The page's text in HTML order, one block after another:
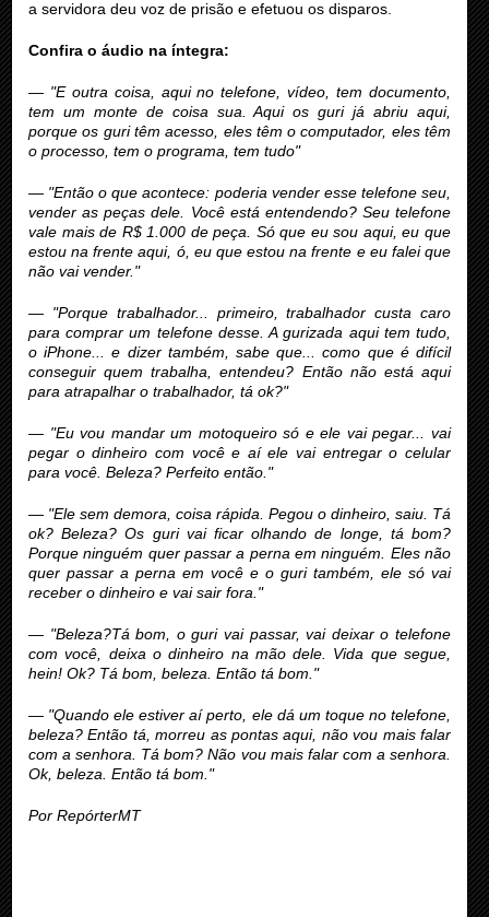
a servidora deu voz de prisão e efetuou os disparos.
Confira o áudio na íntegra:
— "E outra coisa, aqui no telefone, vídeo, tem documento,
tem um monte de coisa sua. Aqui os guri já abriu aqui,
porque os guri têm acesso, eles têm o computador, eles têm
o processo, tem o programa, tem tudo"
— "Então o que acontece: poderia vender esse telefone seu,
vender as peças dele. Você está entendendo? Seu telefone
vale mais de R$ 1.000 de peça. Só que eu sou aqui, eu que
estou na frente aqui, ó, eu que estou na frente e eu falei que
não vai vender."
— "Porque trabalhador... primeiro, trabalhador custa caro
para comprar um telefone desse. A gurizada aqui tem tudo,
o iPhone... e dizer também, sabe que... como que é difícil
conseguir quem trabalha, entendeu? Então não está aqui
para atrapalhar o trabalhador, tá ok?"
— "Eu vou mandar um motoqueiro só e ele vai pegar... vai
pegar o dinheiro com você e aí ele vai entregar o celular
para você. Beleza? Perfeito então."
— "Ele sem demora, coisa rápida. Pegou o dinheiro, saiu. Tá
ok? Beleza? Os guri vai ficar olhando de longe, tá bom?
Porque ninguém quer passar a perna em ninguém. Eles não
quer passar a perna em você e o guri também, ele só vai
receber o dinheiro e vai sair fora."
— "Beleza?Tá bom, o guri vai passar, vai deixar o telefone
com você, deixa o dinheiro na mão dele. Vida que segue,
hein! Ok? Tá bom, beleza. Então tá bom."
— "Quando ele estiver aí perto, ele dá um toque no telefone,
beleza? Então tá, morreu as pontas aqui, não vou mais falar
com a senhora. Tá bom? Não vou mais falar com a senhora.
Ok, beleza. Então tá bom."
Por RepórterMT